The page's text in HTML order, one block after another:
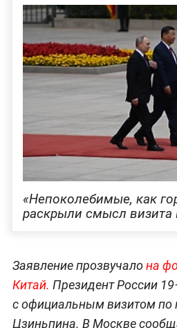
«Непоколебимые, как
раскрыли смысл визита
Заявление прозвучалона
Китай. Президент России
с официальным визитом по
Цзиньпина. В Москве